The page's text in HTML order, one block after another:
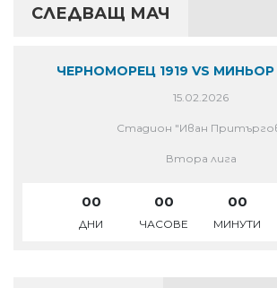
СЛЕДВАЩ МАЧ
ЧЕРНОМОРЕЦ 1919 VS МИНЬОР
15.02.2026
Стадион "Иван
Втора лига
00
ДНИ
00
ЧАСОВЕ
00
МИНУТИ